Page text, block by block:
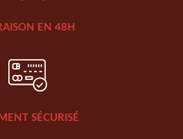
EN 48H
SÉCURISÉ